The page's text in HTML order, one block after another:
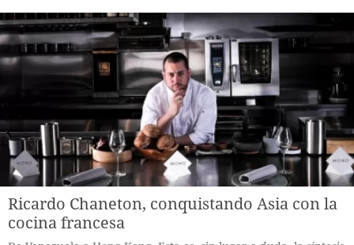
Ricardo Chaneton, conquistando Asia con la
cocina francesa